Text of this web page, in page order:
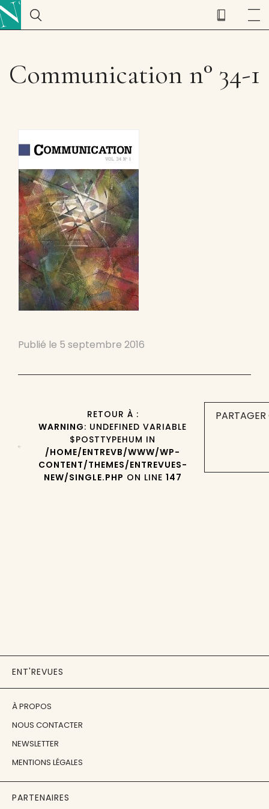
Communication n° 34-1
Publié le 5 septembre 2016
RETOUR À :
WARNING: UNDEFINED VARIABLE
$POSTTYPEHUM IN
/HOME/ENTREVB/WWW/WP-
CONTENT/THEMES/ENTREVUES-
NEW/SINGLE.PHP ON LINE 147
ENT'REVUES
À PROPOS
NOUS CONTACTER
NEWSLETTER
MENTIONS LÉGALES
PARTENAIRES